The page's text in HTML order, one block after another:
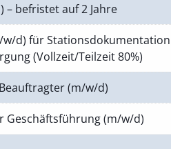
– befristet auf 2 Jahre
w/d) für
(Vollzeit/Teilzeit 80%)
(m/w/d)
Geschäftsführung (m/w/d)